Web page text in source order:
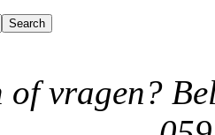
of vragen?